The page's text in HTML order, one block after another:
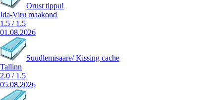
Orust tippu!
Ida-Viru maakond
1.5 / 1.5
01.08.2026
Suudlemisaare/ Kissing cache
Tallinn
2.0 / 1.5
05.08.2026